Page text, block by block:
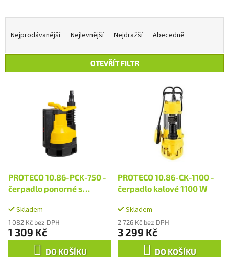
e
Nejprodávanější Nejlevnější Nejdražší Abecedně
OTEVŘÍT FILTR
d
u
t
ů
PROTECO 10.86-PCK-750 -
čerpadlo ponorné s
na kalnou vodu 750 W
Skladem
1 082 Kč bez DPH
1 309 Kč
DO KOŠÍKU
PROTECO 10.86-CK-1100 -
čerpadlo kalové 1100 W
Skladem
2 726 Kč bez DPH
3 299 Kč
DO KOŠÍKU